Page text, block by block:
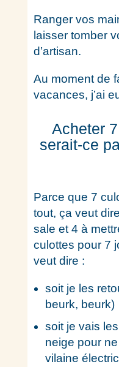
Ranger vos
laisser tomber
d’artisan.
Au moment de
vacances, j’ai
Acheter
serait-ce
Parce que 7
tout, ça veut
sale et 4 à
culottes pour 7
veut dire :
soit je les
beurk, beurk)
soit je vais
neige pour
vilaine